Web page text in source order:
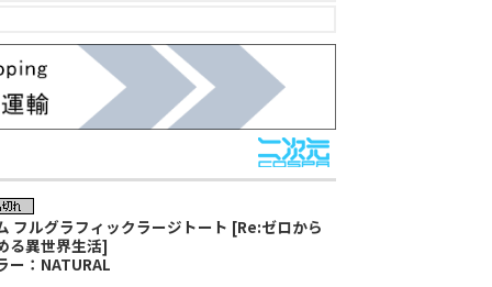
フルグラフィックラージトート [Re:ゼロから
る異世界生活]
ー：NATURAL